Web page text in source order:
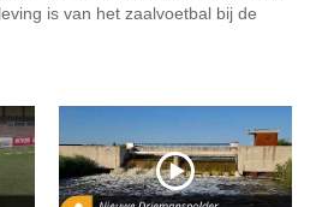
is van het zaalvoetbal bij de